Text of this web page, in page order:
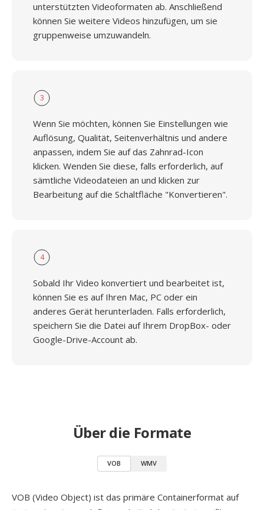
unterstützten Videoformaten ab. Anschließend
können Sie weitere Videos hinzufügen, um sie
gruppenweise umzuwandeln.
3
Wenn Sie möchten, können Sie Einstellungen wie
Auflösung, Qualität, Seitenverhältnis und andere
anpassen, indem Sie auf das Zahnrad-Icon
klicken. Wenden Sie diese, falls erforderlich, auf
sämtliche Videodateien an und klicken zur
Bearbeitung auf die Schaltfläche "Konvertieren".
4
Sobald Ihr Video konvertiert und bearbeitet ist,
können Sie es auf Ihren Mac, PC oder ein
anderes Gerät herunterladen. Falls erforderlich,
speichern Sie die Datei auf Ihrem DropBox- oder
Google-Drive-Account ab.
Über die Formate
VOB WMV
VOB (Video Object) ist das primäre Containerformat auf